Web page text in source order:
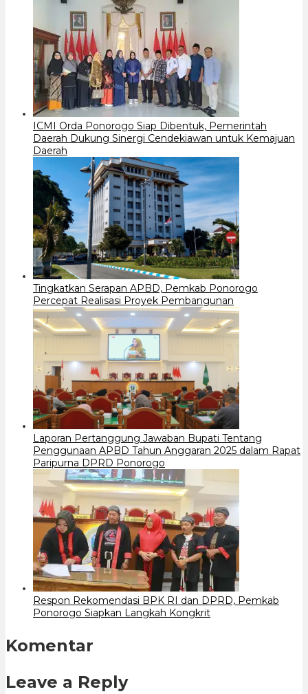
ICMI Orda Ponorogo Siap Dibentuk, Pemerintah
Daerah Dukung Sinergi Cendekiawan untuk Kemajuan
Daerah
Tingkatkan Serapan APBD, Pemkab Ponorogo
Percepat Realisasi Proyek Pembangunan
Laporan Pertanggung Jawaban Bupati Tentang
Penggunaan APBD Tahun Anggaran 2025 dalam Rapat
Paripurna DPRD Ponorogo
Respon Rekomendasi BPK RI dan DPRD, Pemkab
Ponorogo Siapkan Langkah Kongkrit
Komentar
Leave a Reply